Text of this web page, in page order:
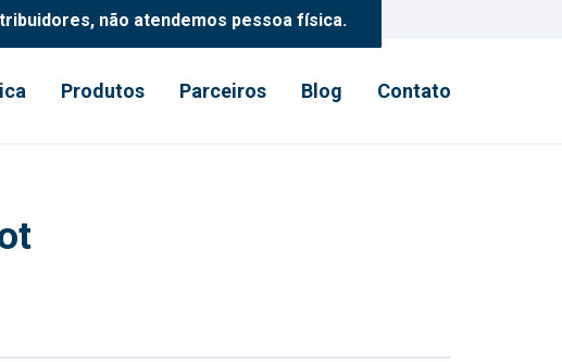
não atendemos pessoa física.
Produtos Parceiros Blog Contato